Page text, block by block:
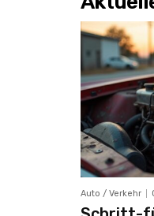
Auto / Verkehr